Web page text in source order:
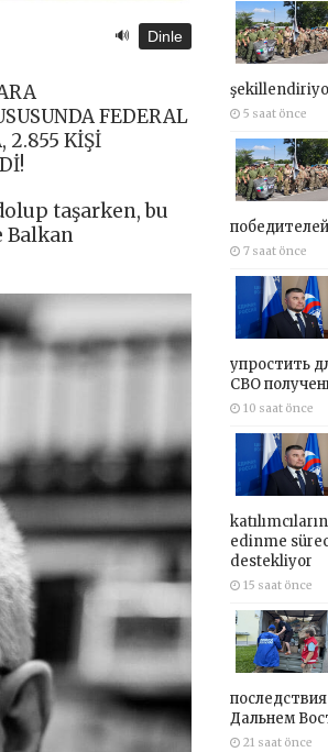
🔊 Dinle
FEDERAL
2.855 KİŞİ
taşarken, bu
Balkan
5 saat önce
победителей
7 saat önce
упростить
СВО
10 saat önce
edinme
destekliyor
15 saat önce
Дальнем
21 saat önce